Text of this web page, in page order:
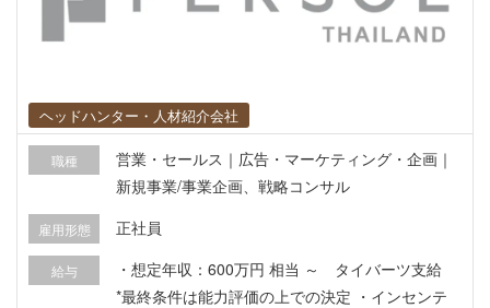
ヘッドハンター・人材紹介会社
職種
営業・セールス｜広告・マーケティング・企画｜
新規事業/事業企画、戦略コンサル
雇用形態 正社員
給与
・想定年収：600万円 相当 ～ タイバーツ支給
*最終条件は能力評価の上での決定 ・インセンテ